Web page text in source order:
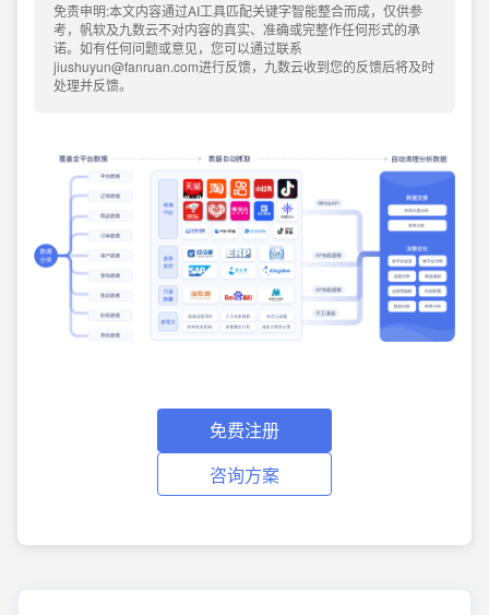
免责申明:本文内容通过AI工具匹配关键字智能整合而成，仅供参
考，帆软及九数云不对内容的真实、准确或完整作任何形式的承
诺。如有任何问题或意见，您可以通过联系
jiushuyun@fanruan.com进行反馈，九数云收到您的反馈后将及时
处理并反馈。
免费注册
咨询方案